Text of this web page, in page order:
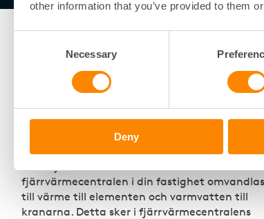
other information that you’ve provided to them
Necessary
Deny
Hur funkar en
fjärrvärmecentral?
I fjärrvärmeverket hettas vatten upp för att
ledas ut via rör i marken till anslutna
fjärrvärmecentralen i din fastighet
till värme till elementen och varmvatten till
kranarna. Detta sker i fjärrvärmecentralens